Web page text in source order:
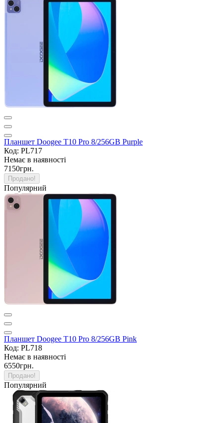
Планшет Doogee T10 Pro 8/256GB Purple
Код: PL717
Немає в наявності
7150грн.
Продано!
Популярний
Планшет Doogee T10 Pro 8/256GB Pink
Код: PL718
Немає в наявності
6550грн.
Продано!
Популярний